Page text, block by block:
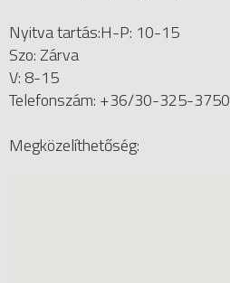
Nyitva tartás:H-P: 10-15
Szo: Zárva
V: 8-15
Telefonszám: +36/30-325-3750
Megközelíthetőség: